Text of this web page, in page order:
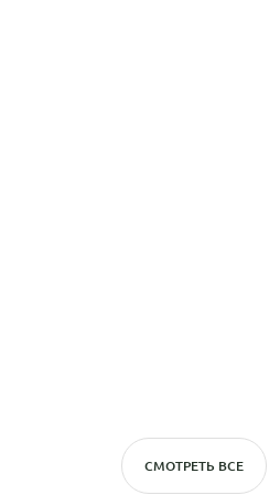
СМОТРЕТЬ ВСЕ